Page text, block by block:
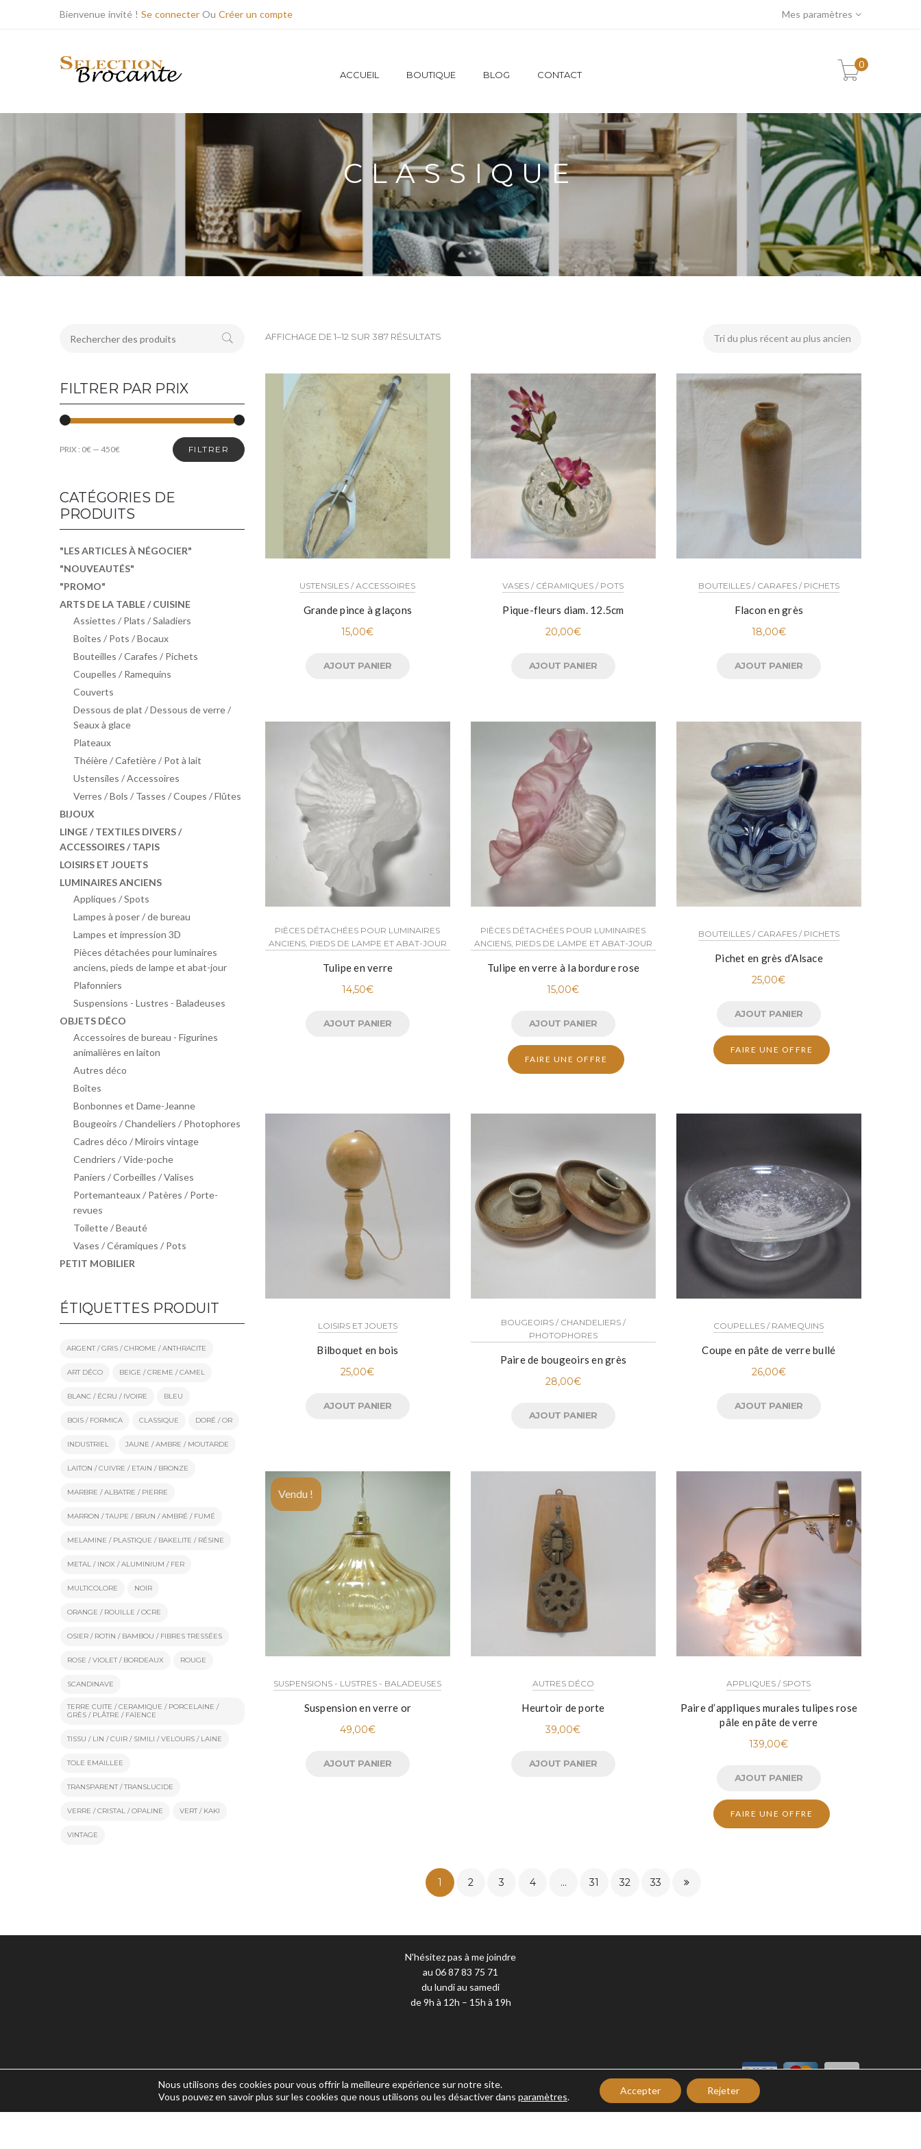
Bienvenue invité ! Se connecter Ou Créer un compte Mes paramètres
ACCUEIL BOUTIQUE BLOG CONTACT
0
CLASSIQUE
AFFICHAGE DE 1–12 SUR 387 RÉSULTATS
USTENSILES / ACCESSOIRES
Grande pince à glaçons
15,00€
AJOUT PANIER
VASES / CÉRAMIQUES / POTS
Pique-fleurs diam. 12.5cm
20,00€
AJOUT PANIER
BOUTEILLES / CARAFES / PICHETS
Flacon en grès
18,00€
AJOUT PANIER
PIÈCES DÉTACHÉES POUR LUMINAIRES
ANCIENS, PIEDS DE LAMPE ET ABAT-JOUR
Tulipe en verre
14,50€
AJOUT PANIER
PIÈCES DÉTACHÉES POUR LUMINAIRES
ANCIENS, PIEDS DE LAMPE ET ABAT-JOUR
Tulipe en verre à la bordure rose
15,00€
AJOUT PANIER
FAIRE UNE OFFRE
BOUTEILLES / CARAFES / PICHETS
Pichet en grès d’Alsace
25,00€
AJOUT PANIER
FAIRE UNE OFFRE
LOISIRS ET JOUETS
Bilboquet en bois
25,00€
AJOUT PANIER
BOUGEOIRS / CHANDELIERS /
PHOTOPHORES
Paire de bougeoirs en grès
28,00€
AJOUT PANIER
COUPELLES / RAMEQUINS
Coupe en pâte de verre bullé
26,00€
AJOUT PANIER
Vendu !
SUSPENSIONS - LUSTRES - BALADEUSES
Suspension en verre or
49,00€
AJOUT PANIER
AUTRES DÉCO
Heurtoir de porte
39,00€
AJOUT PANIER
APPLIQUES / SPOTS
Paire d’appliques murales tulipes rose
pâle en pâte de verre
139,00€
AJOUT PANIER
FAIRE UNE OFFRE
1 2 3 4 … 31 32 33
FILTRER PAR PRIX
FILTRER
PRIX : 0€ — 450€
CATÉGORIES DE
PRODUITS
"LES ARTICLES À NÉGOCIER"
"NOUVEAUTÉS"
"PROMO"
ARTS DE LA TABLE / CUISINE
Assiettes / Plats / Saladiers
Boîtes / Pots / Bocaux
Bouteilles / Carafes / Pichets
Coupelles / Ramequins
Couverts
Dessous de plat / Dessous de verre /
Seaux à glace
Plateaux
Théière / Cafetière / Pot à lait
Ustensiles / Accessoires
Verres / Bols / Tasses / Coupes / Flûtes
BIJOUX
LINGE / TEXTILES DIVERS /
ACCESSOIRES / TAPIS
LOISIRS ET JOUETS
LUMINAIRES ANCIENS
Appliques / Spots
Lampes à poser / de bureau
Lampes et impression 3D
Pièces détachées pour luminaires
anciens, pieds de lampe et abat-jour
Plafonniers
Suspensions - Lustres - Baladeuses
OBJETS DÉCO
Accessoires de bureau - Figurines
animalières en laiton
Autres déco
Boîtes
Bonbonnes et Dame-Jeanne
Bougeoirs / Chandeliers / Photophores
Cadres déco / Miroirs vintage
Cendriers / Vide-poche
Paniers / Corbeilles / Valises
Portemanteaux / Patères / Porte-
revues
Toilette / Beauté
Vases / Céramiques / Pots
PETIT MOBILIER
ÉTIQUETTES PRODUIT
ARGENT / GRIS / CHROME / ANTHRACITE
ART DÉCO BEIGE / CREME / CAMEL
BLANC / ÉCRU / IVOIRE BLEU
BOIS / FORMICA CLASSIQUE DORÉ / OR
INDUSTRIEL JAUNE / AMBRE / MOUTARDE
LAITON / CUIVRE / ETAIN / BRONZE
MARBRE / ALBATRE / PIERRE
MARRON / TAUPE / BRUN / AMBRÉ / FUMÉ
MELAMINE / PLASTIQUE / BAKELITE / RÉSINE
METAL / INOX / ALUMINIUM / FER
MULTICOLORE NOIR
ORANGE / ROUILLE / OCRE
OSIER / ROTIN / BAMBOU / FIBRES TRESSÉES
ROSE / VIOLET / BORDEAUX ROUGE
SCANDINAVE
TERRE CUITE / CERAMIQUE / PORCELAINE /
GRÈS / PLÂTRE / FAÏENCE
TISSU / LIN / CUIR / SIMILI / VELOURS / LAINE
TOLE EMAILLEE
TRANSPARENT / TRANSLUCIDE
VERRE / CRISTAL / OPALINE VERT / KAKI
VINTAGE
N'hésitez pas à me joindre
au 06 87 83 75 71
du lundi au samedi
de 9h à 12h – 15h à 19h
Nous utilisons des cookies pour vous offrir la meilleure expérience sur notre site.
Vous pouvez en savoir plus sur les cookies que nous utilisons ou les désactiver dans paramètres.
Accepter Rejeter